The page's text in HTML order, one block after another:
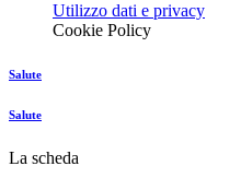
Utilizzo dati e privacy
Cookie Policy
Salute
Salute
La scheda